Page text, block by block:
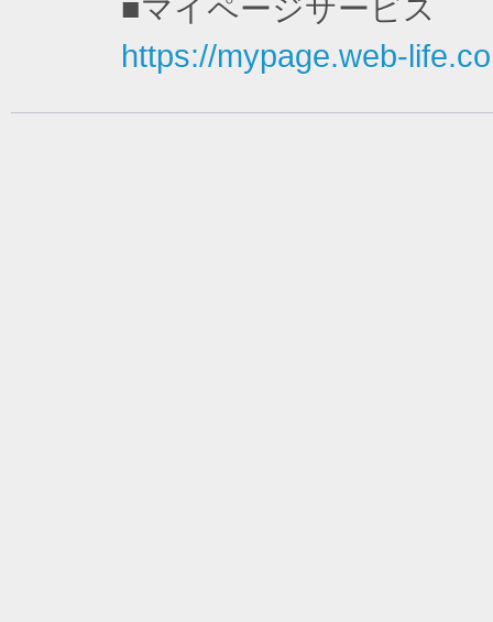
■マイページサービス
https://mypage.web-